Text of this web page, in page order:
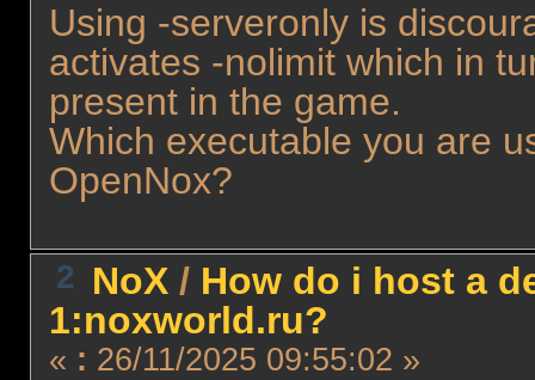
Using -serveronly is
activates -nolimit which in
present in the game.
Which executable you are
OpenNox?
2 NoX/ How do i host a
1:noxworld.ru?
« : 26/11/2025 09:55:02 »